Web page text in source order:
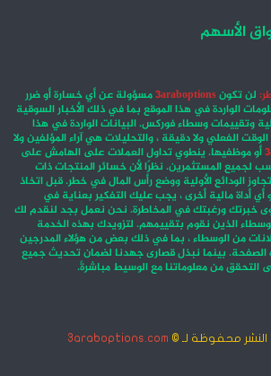
الأسهم
لن تكون3araboptionsمسؤولة عن أي خسارة أو ضرر
الواردة في هذا الموقع بما في ذلك الأخبار السوقية
وتقييمات وسطاء فوركس. البيانات الواردة في هذا
الفعلي ولا دقيقة ، والتحليلات هي آراء المؤلفين ولا
أو موظفيها. ينطوي تداول العملات على الهامش على
لجميع المستثمرين. نظرًا لأن خسائر المنتجات ذات
الودائع الأولية ووضع رأس المال في خطر. قبل اتخاذ
أداة مالية أخرى ، يجب عليك التفكير بعناية في
خبرتك ورغبتك في المخاطرة. نحن نعمل بجد لنقدم لك
الذين نقوم بتقييمهم. لتزويدك بهذه الخدمة
من الوسطاء ، بما في ذلك بعض من هؤلاء المدرجين
بينما نبذل قصارى جهدنا لضمان تحديث جميع
التحقق من معلوماتنا مع الوسيط مباشرةً.
محفوظة لـ © 3araboptions.com